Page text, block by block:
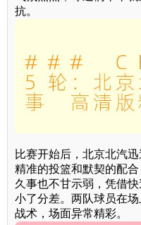
抗。
比赛开始后，北京北汽
精准的投篮和默契的配
久事也不甘示弱，凭借
小了分差。两队球员在
战术，场面异常精彩。